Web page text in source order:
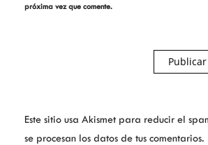
próxima vez que comente.
Este sitio usa Akismet para reducir el
se procesan los datos de tus comentarios.